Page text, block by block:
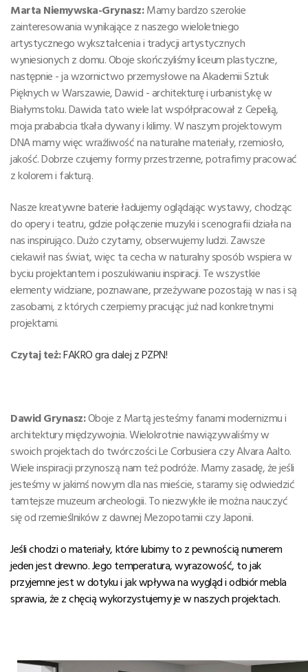
Marta Niemywska-Grynasz:Mamy bardzo szerokie
zainteresowania wynikające z naszego wieloletniego
artystycznego wykształcenia i tradycji artystycznych
wyniesionych z domu. Oboje skończyliśmy liceum plastyczne,
następnie - ja wzornictwo przemysłowe na Akademii Sztuk
Pięknych w Warszawie, Dawid - architekturę i urbanistykę w
Białymstoku. Dawida tato wiele lat współpracował z Cepelią,
moja prababcia tkała dywany i kilimy. W naszym projektowym
DNA mamy więc wrażliwość na naturalne materiały, rzemiosło,
jakość. Dobrze czujemy formy przestrzenne, potrafimy pracować
z kolorem i fakturą.
Nasze kreatywne baterie ładujemy oglądając wystawy, chodząc
do opery i teatru, gdzie połączenie muzyki i scenografii działa na
nas inspirująco. Dużo czytamy, obserwujemy ludzi. Zawsze
ciekawił nas świat, więc ta cecha w naturalny sposób wspiera w
byciu projektantem i poszukiwaniu inspiracji. Te wszystkie
elementy widziane, poznawane, przeżywane pozostają w nas i są
zasobami, z których czerpiemy pracując już nad konkretnymi
projektami.
Czytaj też:FAKRO gra dalej z PZPN!
Dawid Grynasz:Oboje z Martą jesteśmy fanami modernizmu i
architektury międzywojnia. Wielokrotnie nawiązywaliśmy w
swoich projektach do twórczości Le Corbusiera czy Alvara Aalto.
Wiele inspiracji przynoszą nam też podróże. Mamy zasadę, że jeśli
jesteśmy w jakimś nowym dla nas mieście, staramy się odwiedzić
tamtejsze muzeum archeologii. To niezwykłe ile można nauczyć
się od rzemieślników z dawnej Mezopotamii czy Japonii.
Jeśli chodzi o materiały, które lubimy to z pewnością numerem
jeden jest drewno. Jego temperatura, wyrazowość, to jak
przyjemne jest w dotyku i jak wpływa na wygląd i odbiór mebla
sprawia, że z chęcią wykorzystujemy je w naszych projektach.